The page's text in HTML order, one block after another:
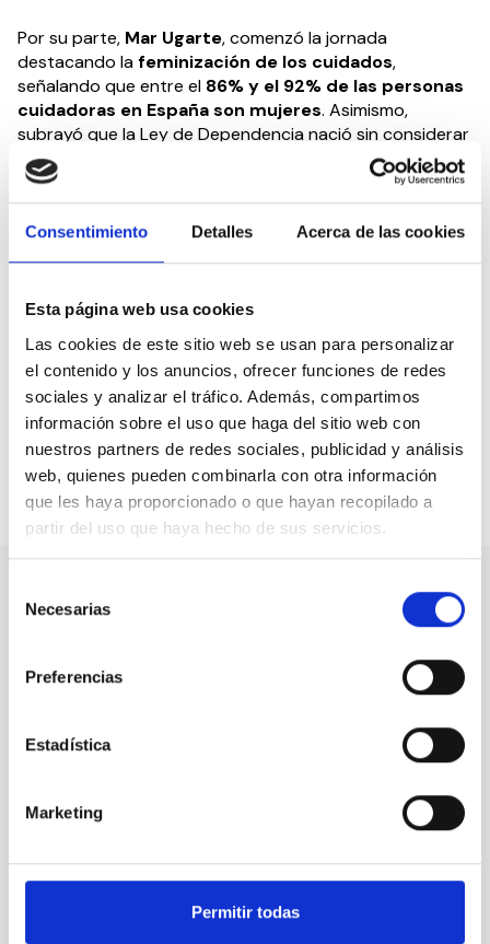
Consentimiento Detalles Acerca de las cookies
Esta página web usa cookies
Las cookies de este sitio web se usan para personalizar
el contenido y los anuncios, ofrecer funciones de redes
sociales y analizar el tráfico. Además, compartimos
información sobre el uso que haga del sitio web con
nuestros partners de redes sociales, publicidad y análisis
web, quienes pueden combinarla con otra información
que les haya proporcionado o que hayan recopilado a
partir del uso que haya hecho de sus servicios.
Necesarias
Preferencias
Estadística
Marketing
Permitir todas
Por su parte, Mar Ugarte, comenzó la jornada
destacando lafeminización de los cuidados,
señalando que entre el 86% y el 92% de las personas
cuidadoras en España son mujeres. Asimismo,
subrayó que la Ley de Dependencia nació sin considerar
el papel fundamental de las cuidadoras, lo que perpetúa
una carga desproporcionada para ellas.
La jornada fue clausurada por el presidente deCEDDD,
Albert Campabadal y se puede encontrar de forma
https://www.youtube.com/watch?v=_zb6ef4fj8A
CEDDD es la asociación más transversal, libre y
accesible por la defensa de las personas con
discapacidad y/o en situación de dependencia, así
como las personas mayores.
Compartir en:
Nuestro canal de Youtube
Todas las jornadas CEDDD, el podcast ‘El Rincón
Social’ y mucho más en formato audiovisual a un
Suscríbete a la newsletter